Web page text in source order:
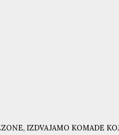
IZDVAJAMO KOMADE